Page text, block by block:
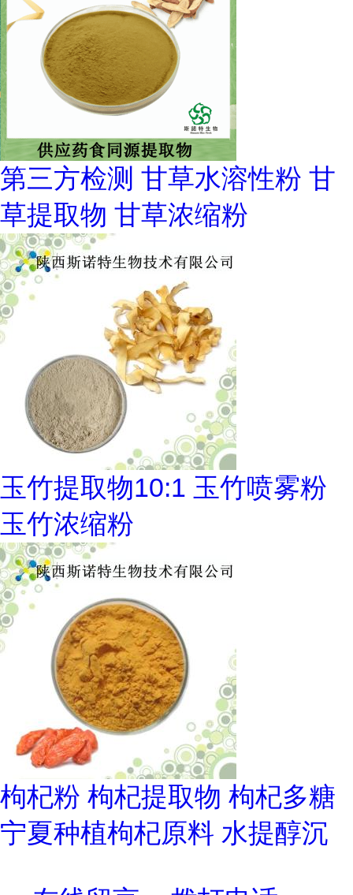
第三方检测 甘草水溶性粉 甘
草提取物 甘草浓缩粉
玉竹提取物10:1 玉竹喷雾粉
玉竹浓缩粉
枸杞粉 枸杞提取物 枸杞多糖
宁夏种植枸杞原料 水提醇沉